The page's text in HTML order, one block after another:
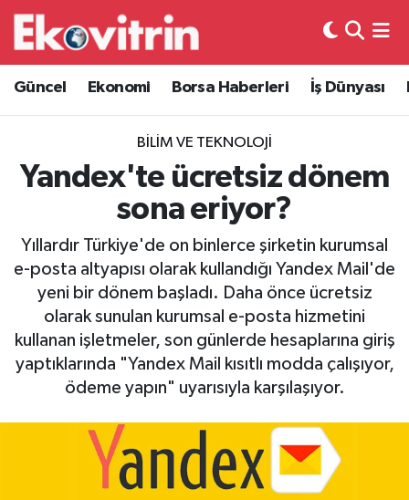
Güncel Ekonomi Borsa Haberleri İş Dünyası
BILIM VE TEKNOLOJI
Yandex'te ücretsiz dönem
sona eriyor?
Yıllardır Türkiye'de on binlerce şirketin kurumsal
e-posta altyapısı olarak kullandığı Yandex Mail'de
yeni bir dönem başladı. Daha önce ücretsiz
olarak sunulan kurumsal e-posta hizmetini
kullanan işletmeler, son günlerde hesaplarına giriş
yaptıklarında "Yandex Mail kısıtlı modda çalışıyor,
ödeme yapın" uyarısıyla karşılaşıyor.
Güncel
Ekonomi
Borsa Haberleri
İş Dünyası
Lojistik
Otovitrin
Asayiş
Magazin
Gayrimenkul
Hava Durumu
Trafik Durumu
Süper Lig Puan Durumu ve Fikstür
Tüm Manşetler
Son Dakika Haberleri
Haber Arşivi